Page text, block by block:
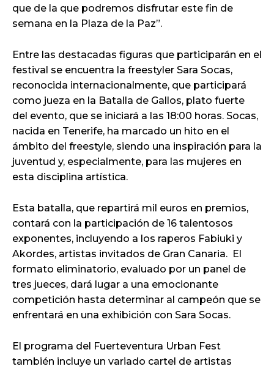
que de la que podremos disfrutar este fin de
semana en la Plaza de la Paz”.
Entre las destacadas figuras que participarán en el
festival se encuentra la freestyler Sara Socas,
reconocida internacionalmente, que participará
como jueza en la Batalla de Gallos, plato fuerte
del evento, que se iniciará a las 18:00 horas. Socas,
nacida en Tenerife, ha marcado un hito en el
ámbito del freestyle, siendo una inspiración para la
juventud y, especialmente, para las mujeres en
esta disciplina artística.
Esta batalla, que repartirá mil euros en premios,
contará con la participación de 16 talentosos
exponentes, incluyendo a los raperos Fabiuki y
Akordes, artistas invitados de Gran Canaria. El
formato eliminatorio, evaluado por un panel de
tres jueces, dará lugar a una emocionante
competición hasta determinar al campeón que se
enfrentará en una exhibición con Sara Socas.
El programa del Fuerteventura Urban Fest
también incluye un variado cartel de artistas